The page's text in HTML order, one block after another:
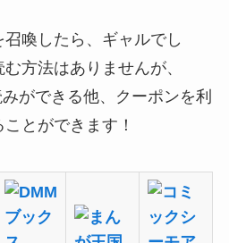
喚したら、ギャルでし
方法はありませんが、
ができる他、 クーポンを利
とができます！